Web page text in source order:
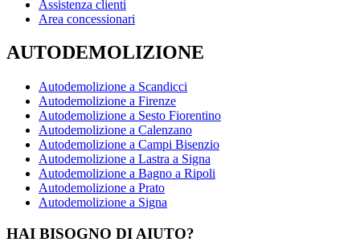
Assistenza clienti
Area concessionari
AUTODEMOLIZIONE
Autodemolizione a Scandicci
Autodemolizione a Firenze
Autodemolizione a Sesto Fiorentino
Autodemolizione a Calenzano
Autodemolizione a Campi Bisenzio
Autodemolizione a Lastra a Signa
Autodemolizione a Bagno a Ripoli
Autodemolizione a Prato
Autodemolizione a Signa
HAI BISOGNO DI AIUTO?